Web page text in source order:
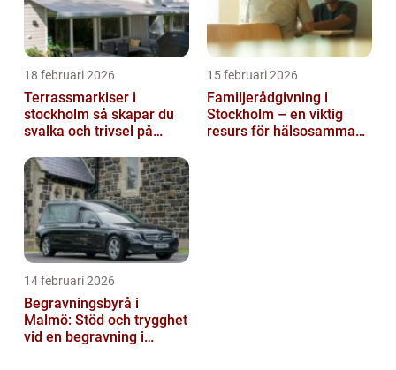
18 februari 2026
Terrassmarkiser i
stockholm så skapar du
svalka och trivsel på
15 februari 2026
Familjerådgivning i
Stockholm – en viktig
resurs för hälsosamma
14 februari 2026
Begravningsbyrå i
Malmö: Stöd och trygghet
vid en begravning i